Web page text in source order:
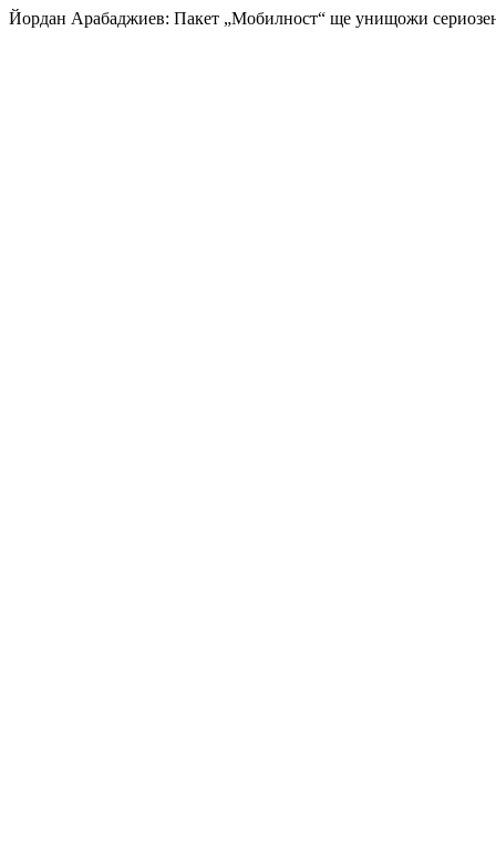
Йордан Арабаджиев: Пакет „Мобилност“ ще унищожи